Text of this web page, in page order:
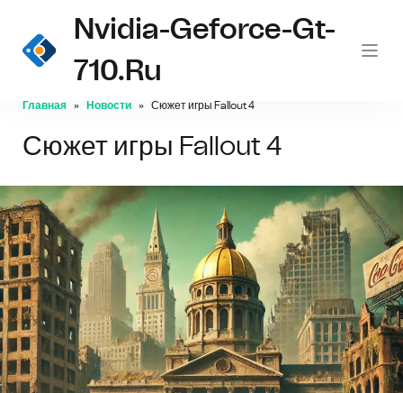
Nvidia-Geforce-Gt-
710.ru
Главная Новости Сюжет игры Fallout 4
Сюжет игры Fallout 4